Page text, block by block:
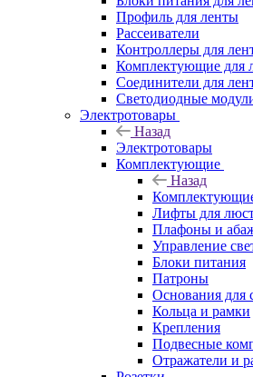
Профиль для ленты
Рассеиватели
Контроллеры для
Комплектующие для
Соединители для
Светодиодные
Электротовары
Назад
Электротовары
Комплектующие
Назад
Лифты для
Плафоны и
Управление
Блоки питания
Патроны
Основания для
Кольца и рамки
Крепления
Подвесные
Отражатели и